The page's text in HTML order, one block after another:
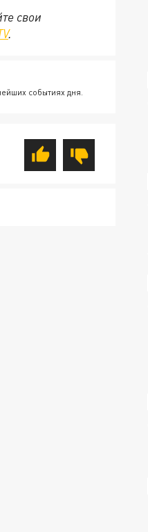
свои
.
событиях дня.